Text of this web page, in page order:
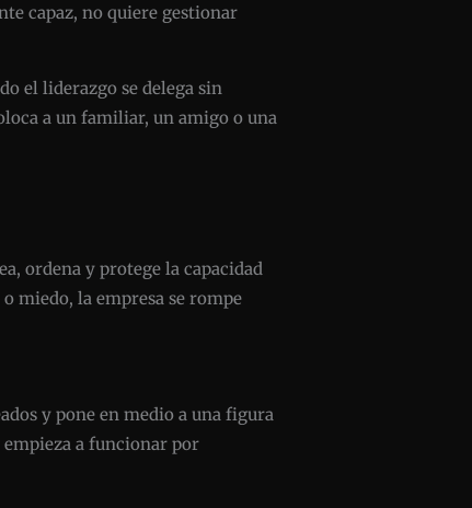
capaz, no quiere gestionar
el liderazgo se delega sin
a un familiar, un amigo o una
ordena y protege la capacidad
miedo, la empresa se rompe
y pone en medio a una figura
empieza a funcionar por